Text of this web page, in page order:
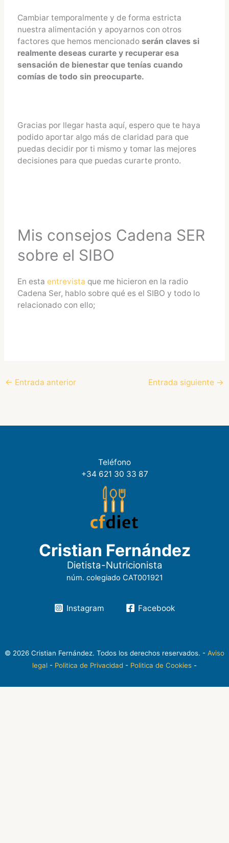
Cambiar temporalmente y de forma estricta
nuestra alimentación y apoyarnos con otros
factores que hemos mencionado serán claves si
realmente deseas curarte y recuperar esa
sensación de bienestar que tenías cuando
comías de todo sin preocuparte.
Gracias por llegar hasta aquí, espero que te haya
podido aportar algo más de claridad para que
puedas decidir por ti mismo y tomar las mejores
decisiones para que puedas curarte pronto.
Mis consejos Cadena SER
sobre el SIBO
En esta entrevista que me hicieron en la radio
Cadena Ser, hablo sobre qué es el SIBO y todo lo
relacionado con ello;
← Entrada anterior Entrada siguiente →
Teléfono
+34 621 30 33 87
Cristian Fernández
Dietista-Nutricionista
núm. colegiado CAT001921
Instagram Facebook
© 2026 Cristian Fernández. Todos los derechos reservados. - Aviso
legal - Politica de Privacidad - Politica de Cookies -